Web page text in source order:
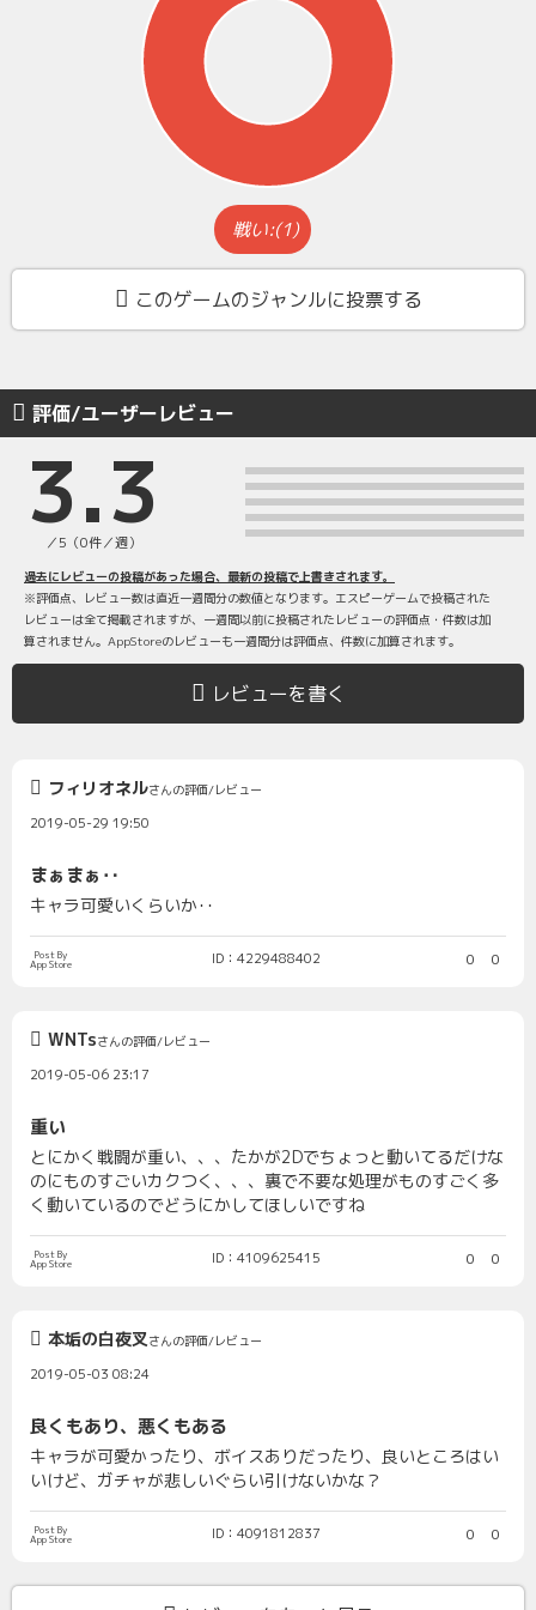
戦い:(1)
このゲームのジャンルに投票する
評価/ユーザーレビュー
3.3
／5（0件／週）
過去にレビューの投稿があった場合、最新の投稿で上書きされます。
※評価点、レビュー数は直近一週間分の数値となります。エスピーゲームで投稿された
レビューは全て掲載されますが、一週間以前に投稿されたレビューの評価点・件数は加
算されません。AppStoreのレビューも一週間分は評価点、件数に加算されます。
レビューを書く
フィリオネルさんの評価/レビュー
2019-05-29 19:50
まぁまぁ‥
キャラ可愛いくらいか‥
Post By
App Store ID：4229488402 0 0
WNTsさんの評価/レビュー
2019-05-06 23:17
重い
とにかく戦闘が重い、、、たかが2Dでちょっと動いてるだけな
のにものすごいカクつく、、、裏で不要な処理がものすごく多
く動いているのでどうにかしてほしいですね
Post By
App Store ID：4109625415 0 0
本垢の白夜叉さんの評価/レビュー
2019-05-03 08:24
良くもあり、悪くもある
キャラが可愛かったり、ボイスありだったり、良いところはい
いけど、ガチャが悲しいぐらい引けないかな？
Post By
App Store ID：4091812837 0 0